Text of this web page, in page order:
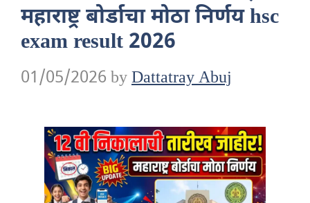
महाराष्ट्र बोर्डाचा मोठा निर्णय hsc
exam result 2026
01/05/2026 byDattatray Abuj